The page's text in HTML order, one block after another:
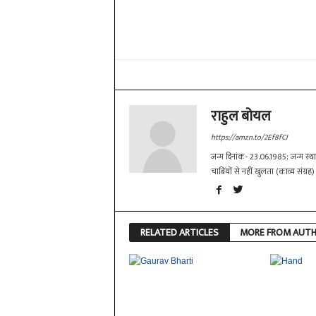
राहुल बोयल
https://amzn.to/2Ef8fCI
जन्म दिनांक- 23.06.1985; जन्म
चाबियों से नहीं खुलता (काव्य
RELATED ARTICLES MORE FROM